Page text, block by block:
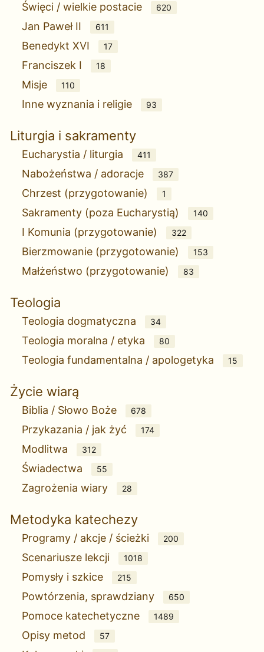
Święci / wielkie postacie 620
Jan Paweł II 611
Benedykt XVI 17
Franciszek I 18
Misje 110
Inne wyznania i religie 93
Liturgia i sakramenty
Eucharystia / liturgia 411
Nabożeństwa / adoracje 387
Chrzest (przygotowanie) 1
Sakramenty (poza Eucharystią) 140
I Komunia (przygotowanie) 322
Bierzmowanie (przygotowanie) 153
Małżeństwo (przygotowanie) 83
Teologia
Teologia dogmatyczna 34
Teologia moralna / etyka 80
Teologia fundamentalna / apologetyka 15
Życie wiarą
Biblia / Słowo Boże 678
Przykazania / jak żyć 174
Modlitwa 312
Świadectwa 55
Zagrożenia wiary 28
Metodyka katechezy
Programy / akcje / ścieżki 200
Scenariusze lekcji 1018
Pomysły i szkice 215
Powtórzenia, sprawdziany 650
Pomoce katechetyczne 1489
Opisy metod 57